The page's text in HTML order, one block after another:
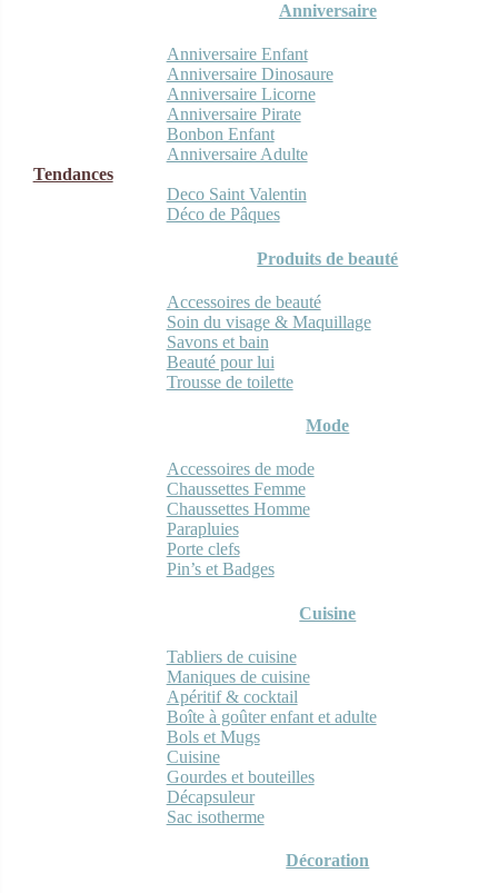
Anniversaire
Anniversaire Enfant
Anniversaire Dinosaure
Anniversaire Licorne
Anniversaire Pirate
Bonbon Enfant
Anniversaire Adulte
Tendances
Deco Saint Valentin
Déco de Pâques
Produits de beauté
Accessoires de beauté
Soin du visage & Maquillage
Savons et bain
Beauté pour lui
Trousse de toilette
Mode
Accessoires de mode
Chaussettes Femme
Chaussettes Homme
Parapluies
Porte clefs
Pin’s et Badges
Cuisine
Tabliers de cuisine
Maniques de cuisine
Apéritif & cocktail
Boîte à goûter enfant et adulte
Bols et Mugs
Cuisine
Gourdes et bouteilles
Décapsuleur
Sac isotherme
Décoration